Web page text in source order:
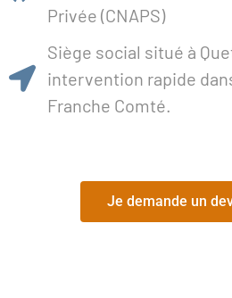
Privée (CNAPS)
Siège social situé à
intervention rapide
Franche Comté.
Je demande un